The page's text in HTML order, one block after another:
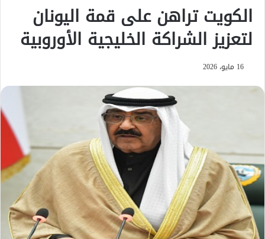
الكويت تراهن على قمة اليونان
لتعزيز الشراكة الخليجية الأوروبية
16 مايو، 2026